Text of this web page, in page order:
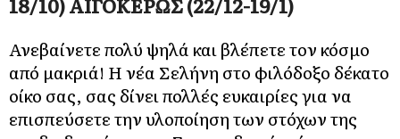
Ανεβαίνετε πολύ ψηλά και βλέπετε τον κόσμο
από μακριά! Η νέα Σελήνη στο φιλόδοξο δέκατο
οίκο σας, σας δίνει πολλές ευκαιρίες για να
επισπεύσετε την υλοποίηση των στόχων της